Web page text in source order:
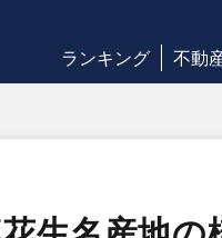
ランキング 不動